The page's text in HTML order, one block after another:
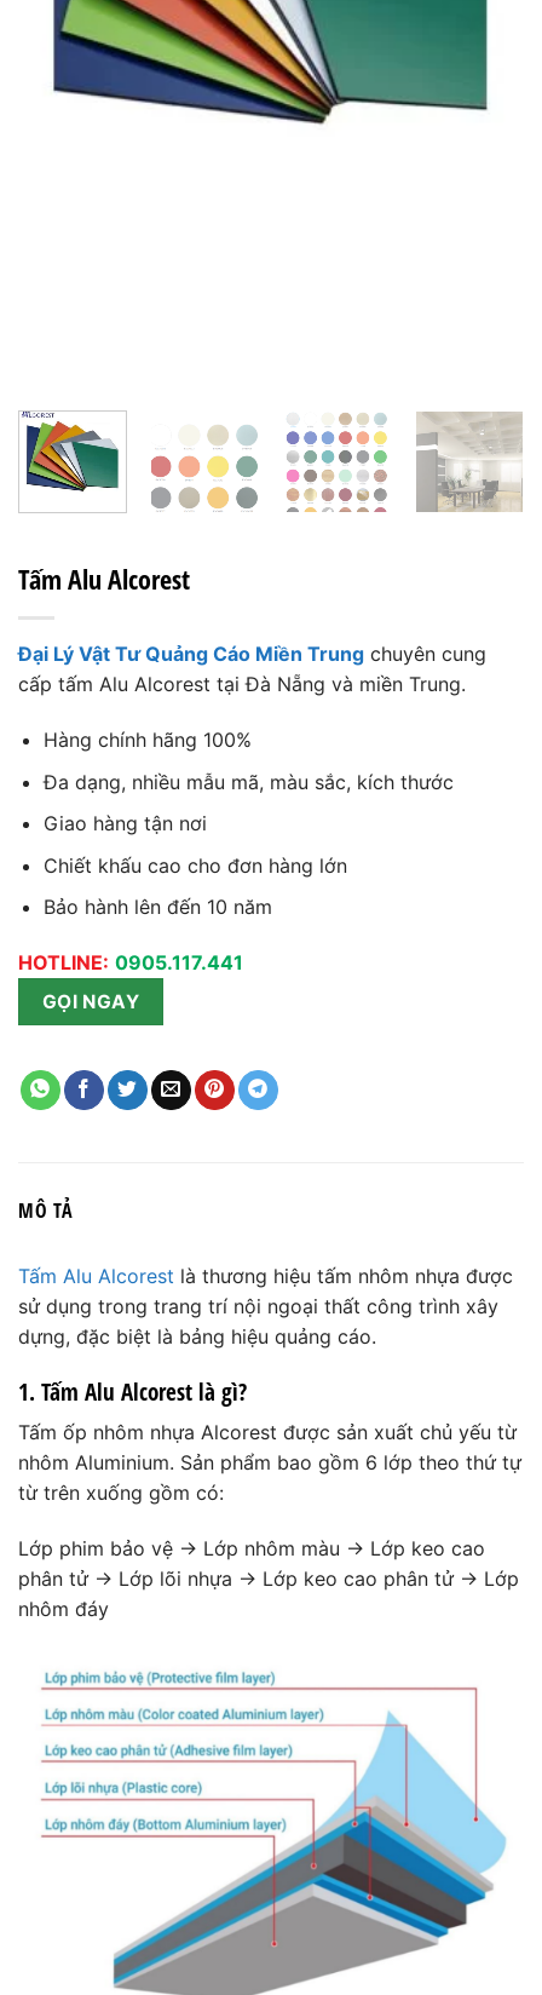
Tấm Alu Alcorest
Đại Lý Vật Tư Quảng Cáo Miền Trung chuyên cung
cấp tấm Alu Alcorest tại Đà Nẵng và miền Trung.
Hàng chính hãng 100%
Đa dạng, nhiều mẫu mã, màu sắc, kích thước
Giao hàng tận nơi
Chiết khấu cao cho đơn hàng lớn
Bảo hành lên đến 10 năm
HOTLINE: 0905.117.441
GỌI NGAY
MÔ TẢ
Tấm Alu Alcorest là thương hiệu tấm nhôm nhựa được
sử dụng trong trang trí nội ngoại thất công trình xây
dựng, đặc biệt là bảng hiệu quảng cáo.
1. Tấm Alu Alcorest là gì?
Tấm ốp nhôm nhựa Alcorest được sản xuất chủ yếu từ
nhôm Aluminium. Sản phẩm bao gồm 6 lớp theo thứ tự
từ trên xuống gồm có:
Lớp phim bảo vệ → Lớp nhôm màu → Lớp keo cao
phân tử → Lớp lõi nhựa → Lớp keo cao phân tử → Lớp
nhôm đáy